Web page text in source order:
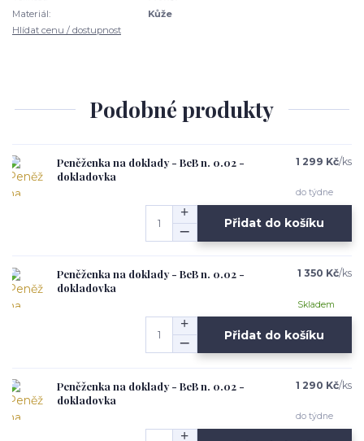
Materiál:
Kůže
Hlídat cenu / dostupnost
Podobné produkty
Peněženka na doklady - BeB n. 0.02 -
dokladovka
1 299 Kč/ks
do týdne
Přidat do košíku
Peněženka na doklady - BeB n. 0.02 -
dokladovka
1 350 Kč/ks
Skladem
Přidat do košíku
Peněženka na doklady - BeB n. 0.02 -
dokladovka
1 290 Kč/ks
do týdne